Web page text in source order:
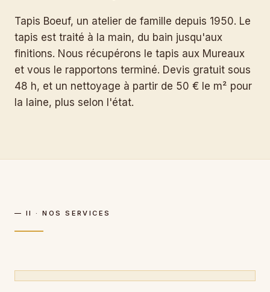
Tapis Boeuf, un atelier de famille depuis 1950. Le
tapis est traité à la main, du bain jusqu'aux
finitions. Nous récupérons le tapis aux Mureaux
et vous le rapportons terminé. Devis gratuit sous
48 h, et un nettoyage à partir de 50 € le m² pour
la laine, plus selon l'état.
— II · NOS SERVICES